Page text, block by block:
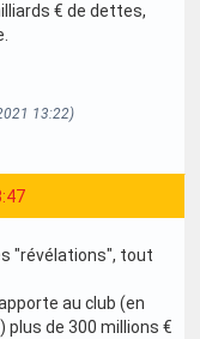
€ de dettes,
13:22)
"révélations", tout
au club (en
de 300 millions €